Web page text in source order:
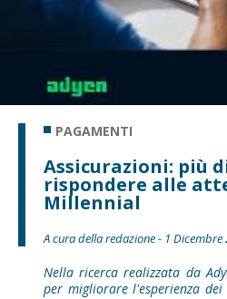
PAGAMENTI
Assicurazioni: più
rispondere alle
Millennial
A cura della redazione - 1 Dicembre
Nella ricerca realizzata da
per migliorare l'esperienza